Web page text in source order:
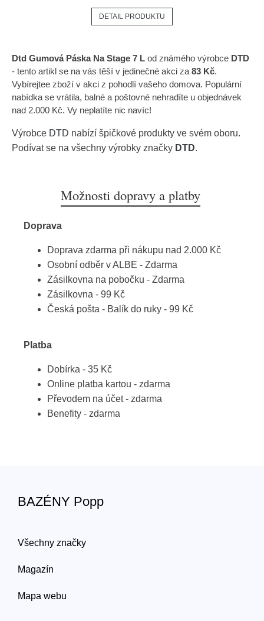
DETAIL PRODUKTU
Dtd Gumová Páska Na Stage 7 L od známého výrobce DTD
- tento artikl se na vás těší v jedinečné akci za 83 Kč.
Vybírejtee zboží v akci z pohodlí vašeho domova. Populární
nabídka se vrátila, balné a poštovné nehradíte u objednávek
nad 2.000 Kč. Vy neplatíte nic navíc!
Výrobce DTD nabízí špičkové produkty ve svém oboru.
Podívat se na všechny výrobky značky DTD.
Možnosti dopravy a platby
Doprava
Doprava zdarma při nákupu nad 2.000 Kč
Osobní odběr v ALBE - Zdarma
Zásilkovna na pobočku - Zdarma
Zásilkovna - 99 Kč
Česká pošta - Balík do ruky - 99 Kč
Platba
Dobírka - 35 Kč
Online platba kartou - zdarma
Převodem na účet - zdarma
Benefity - zdarma
BAZÉNY Popp
Všechny značky
Magazín
Mapa webu